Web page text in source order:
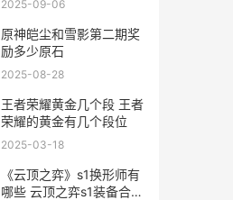
2025-09-06
原神皑尘和雪影第二期奖
励多少原石
2025-08-28
王者荣耀黄金几个段 王者
荣耀的黄金有几个段位
2025-03-18
《云顶之弈》s1换形师有
哪些 云顶之弈s1装备合成